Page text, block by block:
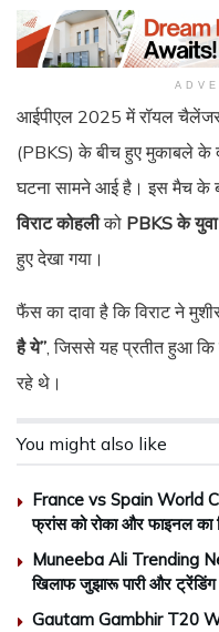
आईपीएल 2025 में रॉयल
(PBKS) के बीच हुए मुकाबले के
घटना सामने आई है। इस मैच के
विराट कोहलीको PBKS के युवा
हुए देखा गया।
फैंस का दावा है कि विराट ने
है ये”, जिससे यह प्रतीत हुआ
रहे थे।
You might also like
France vs Spain World
फ्रांस को रोका और फाइनल का
Muneeba Ali Trending
खिलाफ जुझारू पारी और
Gautam Gambhir T20